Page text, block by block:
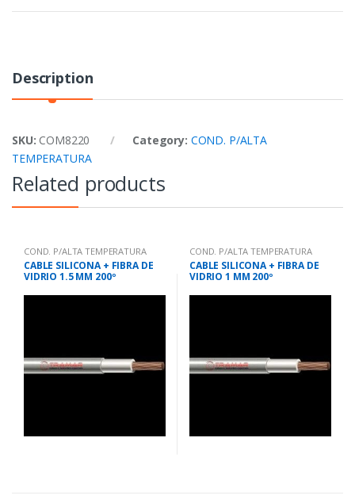
Description
SKU: COM8220 Category: COND. P/ALTA
TEMPERATURA
Related products
COND. P/ALTA TEMPERATURA
CABLE SILICONA + FIBRA DE
VIDRIO 1.5 MM 200º
COND. P/ALTA TEMPERATURA
CABLE SILICONA + FIBRA DE
VIDRIO 1 MM 200º